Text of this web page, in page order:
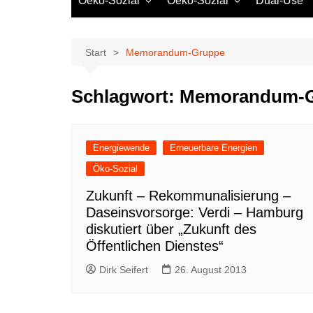
Arbeitsplätze
IG Metall
Arbeitsplätze
Start Memorandum-Gruppe
Schlagwort: Memorandum-
Energiewende
Erneuerbare Energien
Öko-Sozial
Zukunft – Rekommunalisierung –
Daseinsvorsorge: Verdi – Hamburg
diskutiert über „Zukunft des
Öffentlichen Dienstes“
Dirk Seifert 26. August 2013